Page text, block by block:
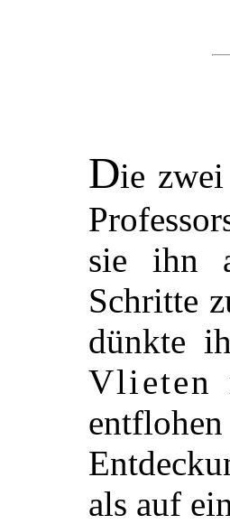
Die
sie ihn
Schritte
dünkte
Vlieten
als auf